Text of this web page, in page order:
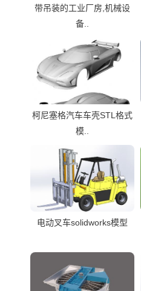
带吊装的工业厂房,机械设
备..
柯尼塞格汽车车壳STL格式
模..
电动叉车solidworks模型